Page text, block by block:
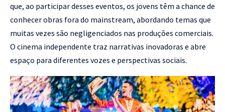
que, ao participar desses eventos, os jovens têm a chance de
conhecer obras fora do mainstream, abordando temas que
muitas vezes são negligenciados nas produções comerciais.
O cinema independente traz narrativas inovadoras e abre
espaço para diferentes vozes e perspectivas sociais.